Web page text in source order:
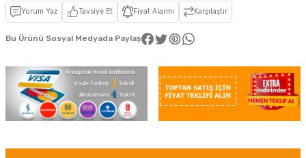
Yorum Yaz Tavsiye Et Fiyat Alarmı Karşılaştır
Bu Ürünü Sosyal Medyada Paylaş